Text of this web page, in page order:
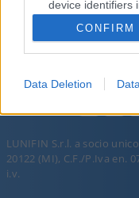
device identifiers
I want to allow
Google for online
I want to allow
related to
CONFIRM
Data Deletion
LUNIFIN S.r.l. a socio
20122 (MI), C.F./P.Iva en.
i.v.